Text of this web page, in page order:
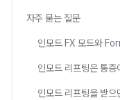
자주 묻는 질문
인모드 FX 모드와
인모드 리프팅은 통증
인모드 리프팅을 받